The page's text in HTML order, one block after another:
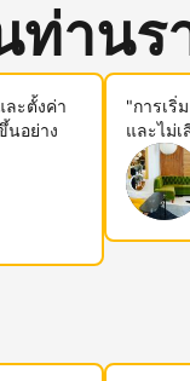
านร
ละตั้งค่า
นอย่าง
"การเริ่
และไม่เ